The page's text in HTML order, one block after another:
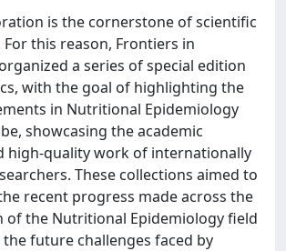
is the cornerstone of scientific
this reason, Frontiers in
a series of special edition
with the goal of highlighting the
in Nutritional Epidemiology
showcasing the academic
high-quality work of internationally
These collections aimed to
recent progress made across the
of the Nutritional Epidemiology field
future challenges faced by